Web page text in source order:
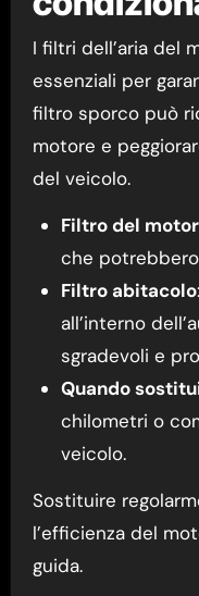
I filtri dell’aria del
essenziali per
filtro sporco può
motore e
del veicolo.
Filtro del
che
Filtro abitacolo
all’interno
sgradevoli e
Quando
chilometri o
veicolo.
Sostituire
l’efficienza del
guida.